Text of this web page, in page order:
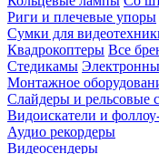
Риги и плечевые упоры
Сумки для
Квадрокоптеры Все
Стедикамы
Монтажное
Слайдеры и рельсовые
Видоискатели и
Аудио рекордеры
Видеосендеры